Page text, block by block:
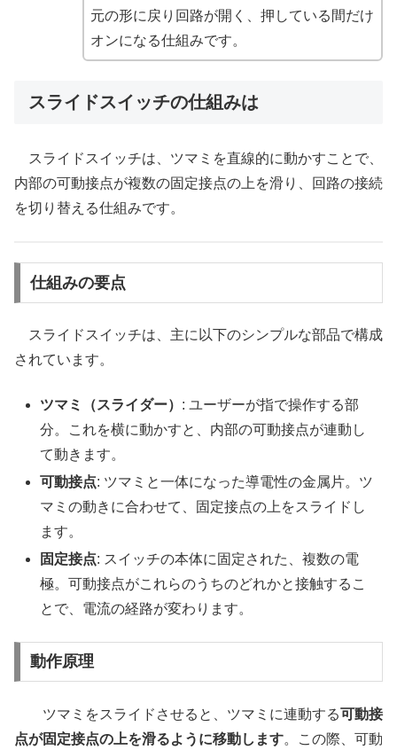
元の形に戻り回路が開く、押している間だけ
オンになる仕組みです。
スライドスイッチの仕組みは
スライドスイッチは、ツマミを直線的に動かすことで、
内部の可動接点が複数の固定接点の上を滑り、回路の接続
を切り替える仕組みです。
仕組みの要点
スライドスイッチは、主に以下のシンプルな部品で構成
されています。
ツマミ（スライダー） : ユーザーが指で操作する部
分。これを横に動かすと、内部の可動接点が連動し
て動きます。
可動接点: ツマミと一体になった導電性の金属片。ツ
マミの動きに合わせて、固定接点の上をスライドし
ます。
固定接点: スイッチの本体に固定された、複数の電
極。可動接点がこれらのうちのどれかと接触するこ
とで、電流の経路が変わります。
動作原理
ツマミをスライドさせると、ツマミに連動する可動接
点が固定接点の上を滑るように移動します。この際、可動